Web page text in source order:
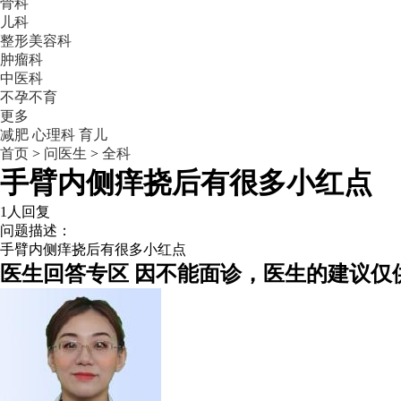
骨科
儿科
整形美容科
肿瘤科
中医科
不孕不育
更多
减肥 心理科 育儿
首页 > 问医生 > 全科
手臂内侧痒挠后有很多小红点
1人回复
问题描述：
手臂内侧痒挠后有很多小红点
医生回答专区 因不能面诊，医生的建议仅